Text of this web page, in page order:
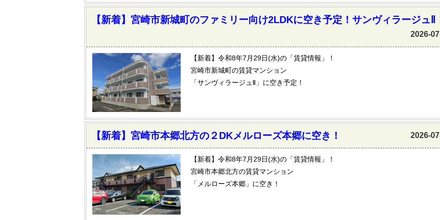
【新着】宮崎市新城町のファミリー向け2LDKに空き予定！サンヴィラージュⅡ
2026-
【新着】令和8年7月29日(水)の「賃貸情報」！
宮崎市新城町の賃貸マンション
「サンヴィラージュⅡ」に空き予定！
【新着】宮崎市本郷北方の２DKメルローズ本郷に空き！ 2026-
【新着】令和8年7月29日(水)の「賃貸情報」！
宮崎市本郷北方の賃貸マンション
「メルローズ本郷」に空き！